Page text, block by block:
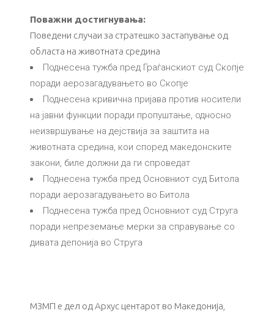
Поважни достигнувања:
Поведени случаи за стратешко застапување од
областа на животната средина
Поднесена тужба пред Граѓанскиот суд Скопје
поради аерозагадувањето во Скопје
Поднесена кривична пријава против носители
на јавни функции поради пропуштање, односно
неизвршување на дејствија за заштита на
животната средина, кои според македонските
закони, биле должни да ги спроведат
Поднесена тужба пред Основниот суд Битола
поради аерозагадувањето во Битола
Поднесена тужба пред Основниот суд Струга
поради непреземање мерки за справување со
дивата депонија во Струга
МЗМП е дел од Архус центарот во Македонија,